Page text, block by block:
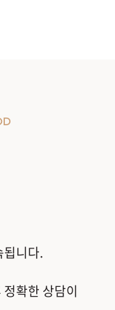
됩니다.
확한 상담이